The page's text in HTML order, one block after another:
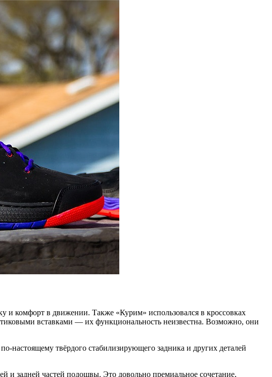
и комфорт в движении. Также «Курим» использовался в кроссовках
вставками — их функциональность неизвестна. Возможно, они
настоящему твёрдого стабилизирующего задника и других деталей
и задней частей подошвы. Это довольно премиальное сочетание,